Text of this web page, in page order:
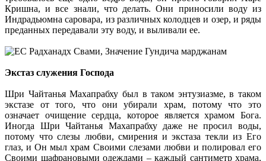
Кришна, и все знали, что делать. Они приносили воду из
Индрадьюмна саровара, из различных колодцев и озер, и ряды
преданных передавали эту воду, и выливали ее.
Экстаз служения Господа
Шри Чайтанья Махапрабху был в таком энтузиазме, в таком
экстазе от того, что они убирали храм, потому что это
означает очищение сердца, которое является храмом Бога.
Иногда Шри Чайтанья Махапрабху даже не просил воды,
потому что слезы любви, смирения и экстаза текли из Его
глаз, и Он мыл храм Своими слезами любви и полировал его
Своими шафрановыми одеждами – каждый сантиметр храма,